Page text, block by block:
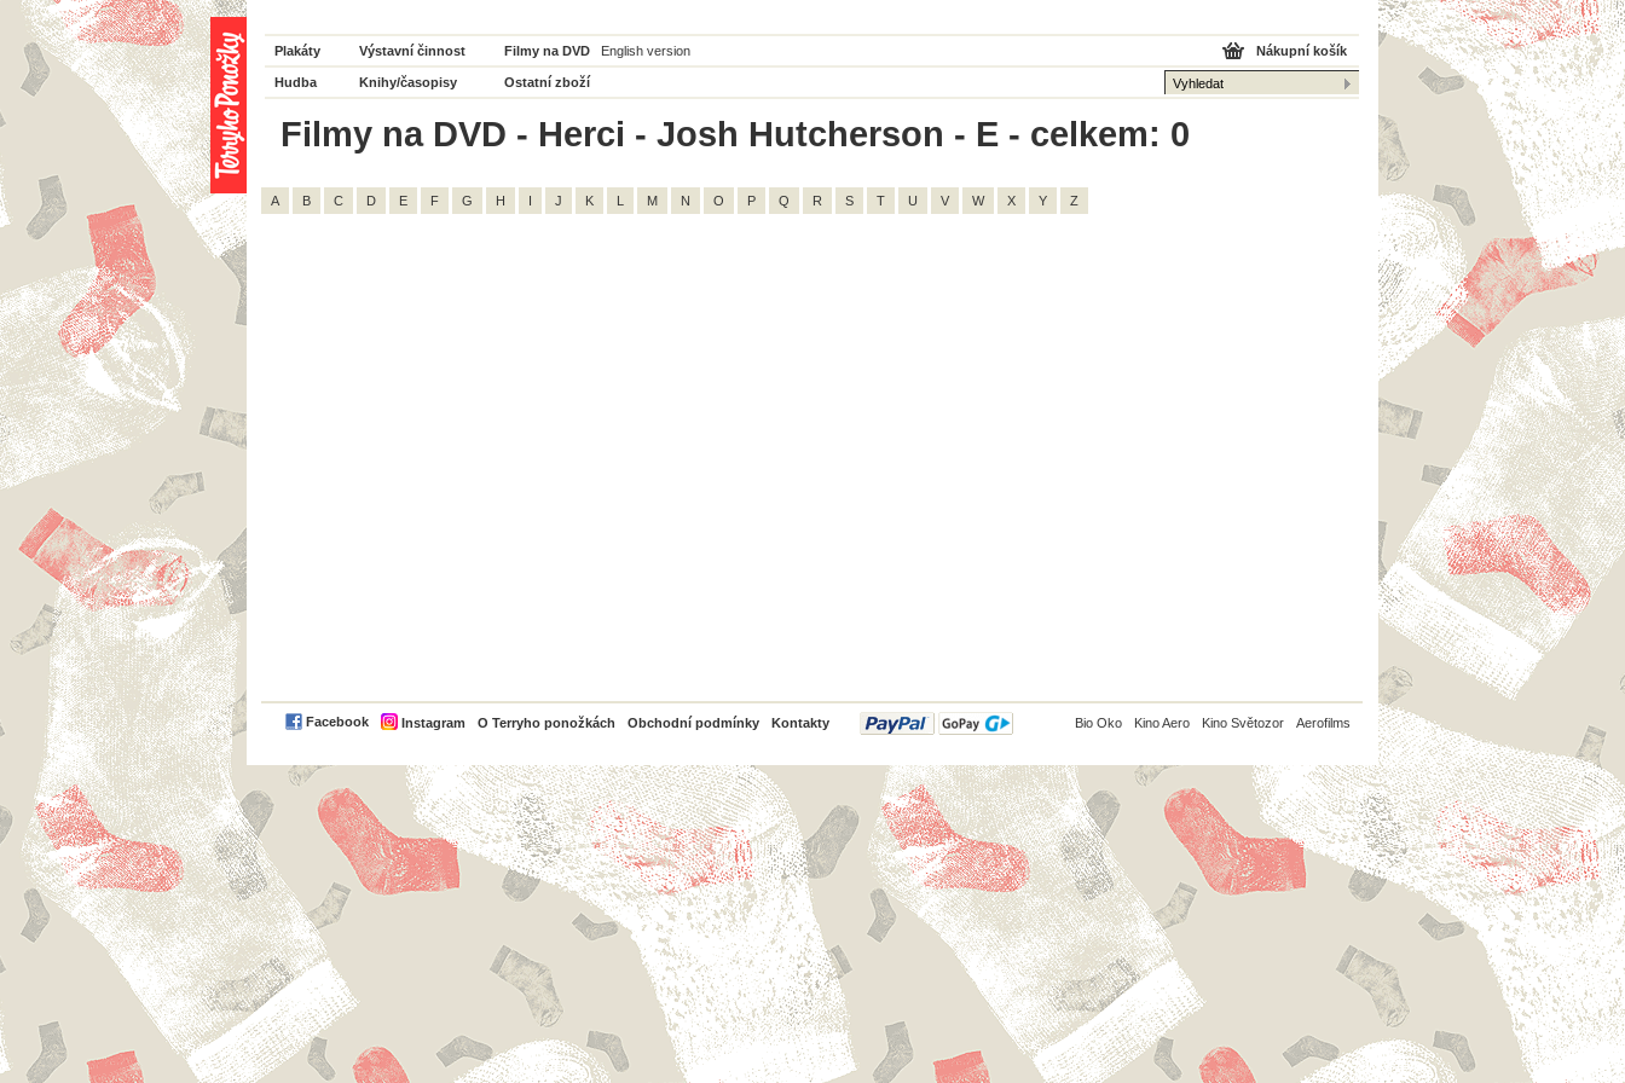
Plakáty Výstavní činnost Filmy na DVD English version
Hudba Knihy/časopisy Ostatní zboží
Nákupní košík
Filmy na DVD - Herci - Josh Hutcherson - E - celkem: 0
A B C D E F G H I J K L M N O P Q R S T U V W X Y Z
Facebook Instagram O Terryho ponožkách Obchodní podmínky Kontakty
PayPal Bio Oko Kino Aero Kino Světozor Aerofilms